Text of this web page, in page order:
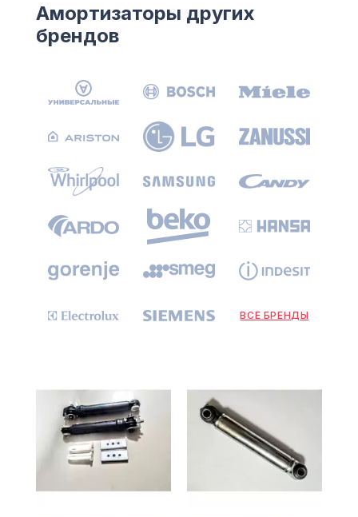
Амортизаторы других
брендов
ВСЕ БРЕНДЫ